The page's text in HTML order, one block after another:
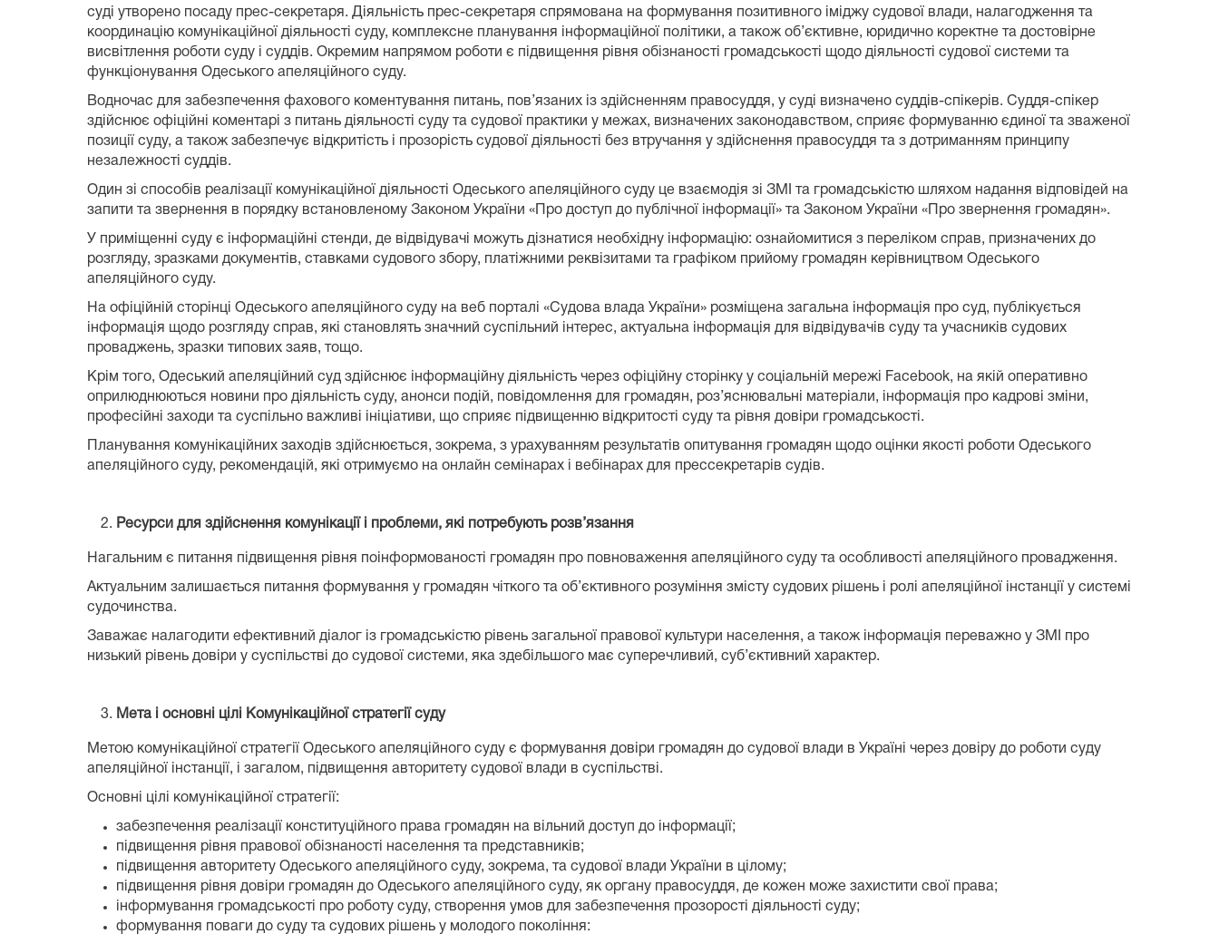
суді утворено посаду прес-секретаря. Діяльність прес-секретаря спрямована на формування позитивного іміджу судової влади, налагодження та
координацію комунікаційної діяльності суду, комплексне планування інформаційної політики, а також об’єктивне, юридично коректне та достовірне
висвітлення роботи суду і суддів. Окремим напрямом роботи є підвищення рівня обізнаності громадськості щодо діяльності судової системи та
функціонування Одеського апеляційного суду.
Водночас для забезпечення фахового коментування питань, пов’язаних із здійсненням правосуддя, у суді визначено суддів-спікерів. Суддя-спікер
здійснює офіційні коментарі з питань діяльності суду та судової практики у межах, визначених законодавством, сприяє формуванню єдиної та зваженої
позиції суду, а також забезпечує відкритість і прозорість судової діяльності без втручання у здійснення правосуддя та з дотриманням принципу
незалежності суддів.
Один зі способів реалізації комунікаційної діяльності Одеського апеляційного суду це взаємодія зі ЗМІ та громадськістю шляхом надання відповідей на
запити та звернення в порядку встановленому Законом України «Про доступ до публічної інформації» та Законом України «Про звернення громадян».
У приміщенні суду є інформаційні стенди, де відвідувачі можуть дізнатися необхідну інформацію: ознайомитися з переліком справ, призначених до
розгляду, зразками документів, ставками судового збору, платіжними реквізитами та графіком прийому громадян керівництвом Одеського
апеляційного суду.
На офіційній сторінці Одеського апеляційного суду на веб порталі «Судова влада України» розміщена загальна інформація про суд, публікується
інформація щодо розгляду справ, які становлять значний суспільний інтерес, актуальна інформація для відвідувачів суду та учасників судових
проваджень, зразки типових заяв, тощо.
Крім того, Одеський апеляційний суд здійснює інформаційну діяльність через офіційну сторінку у соціальній мережі Facebook, на якій оперативно
оприлюднюються новини про діяльність суду, анонси подій, повідомлення для громадян, роз’яснювальні матеріали, інформація про кадрові зміни,
професійні заходи та суспільно важливі ініціативи, що сприяє підвищенню відкритості суду та рівня довіри громадськості.
Планування комунікаційних заходів здійснюється, зокрема, з урахуванням результатів опитування громадян щодо оцінки якості роботи Одеського
апеляційного суду, рекомендацій, які отримуємо на онлайн семінарах і вебінарах для прессекретарів судів.
Ресурси для здійснення комунікації і проблеми, які потребують розв’язання
Нагальним є питання підвищення рівня поінформованості громадян про повноваження апеляційного суду та особливості апеляційного провадження.
Актуальним залишається питання формування у громадян чіткого та об’єктивного розуміння змісту судових рішень і ролі апеляційної інстанції у системі
судочинства.
Заважає налагодити ефективний діалог із громадськістю рівень загальної правової культури населення, а також інформація переважно у ЗМІ про
низький рівень довіри у суспільстві до судової системи, яка здебільшого має суперечливий, суб’єктивний характер.
Мета і основні цілі Комунікаційної стратегії суду
Метою комунікаційної стратегії Одеського апеляційного суду є формування довіри громадян до судової влади в Україні через довіру до роботи суду
апеляційної інстанції, і загалом, підвищення авторитету судової влади в суспільстві.
Основні цілі комунікаційної стратегії:
забезпечення реалізації конституційного права громадян на вільний доступ до інформації;
підвищення рівня правової обізнаності населення та представників;
підвищення авторитету Одеського апеляційного суду, зокрема, та судової влади України в цілому;
підвищення рівня довіри громадян до Одеського апеляційного суду, як органу правосуддя, де кожен може захистити свої права;
інформування громадськості про роботу суду, створення умов для забезпечення прозорості діяльності суду;
формування поваги до суду та судових рішень у молодого покоління: